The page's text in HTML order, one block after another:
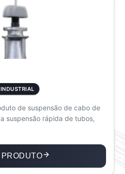
de suspensão de cabo de
suspensão rápida de tubos,